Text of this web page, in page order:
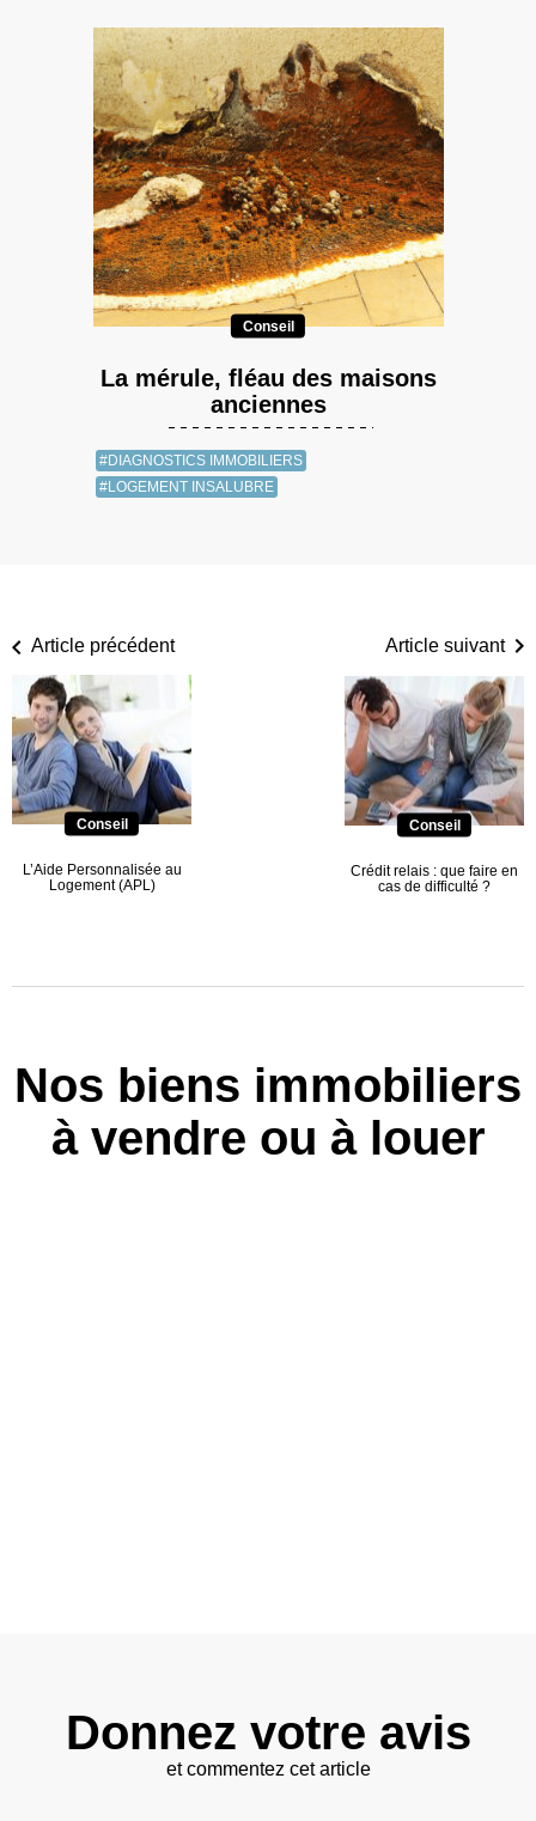
Conseil
La mérule, fléau des maisons
anciennes
#DIAGNOSTICS IMMOBILIERS
#LOGEMENT INSALUBRE
Article précédent
Conseil
L’Aide Personnalisée au
Logement (APL)
Article suivant
Conseil
Crédit relais : que faire en
cas de difficulté ?
Nos biens immobiliers
à vendre ou à louer
Donnez votre avis
et commentez cet article